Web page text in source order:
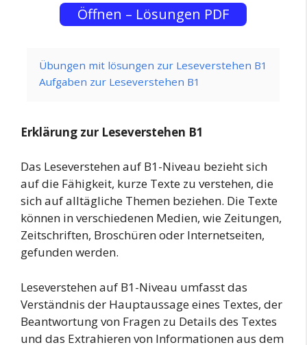
Öffnen – Lösungen PDF
Übungen mit lösungen zur Leseverstehen B1
Aufgaben zur Leseverstehen B1
Erklärung zur Leseverstehen B1
Das Leseverstehen auf B1-Niveau bezieht sich
auf die Fähigkeit, kurze Texte zu verstehen, die
sich auf alltägliche Themen beziehen. Die Texte
können in verschiedenen Medien, wie Zeitungen,
Zeitschriften, Broschüren oder Internetseiten,
gefunden werden.
Leseverstehen auf B1-Niveau umfasst das
Verständnis der Hauptaussage eines Textes, der
Beantwortung von Fragen zu Details des Textes
und das Extrahieren von Informationen aus dem